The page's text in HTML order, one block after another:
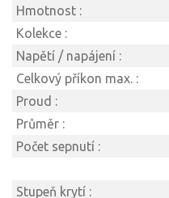
Hmotnost :
Kolekce :
Napětí / napájení :
Celkový příkon max. :
Proud :
Průměr :
Počet sepnutí :
Stupeň krytí :